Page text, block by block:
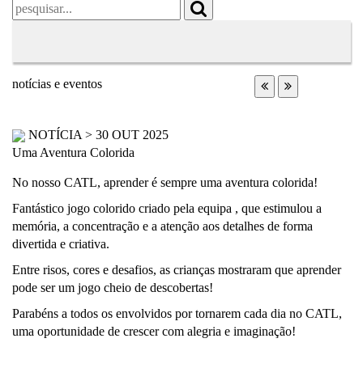
notícias e eventos
NOTÍCIA > 30 OUT 2025
Uma Aventura Colorida
No nosso CATL, aprender é sempre uma aventura colorida!
Fantástico jogo colorido criado pela equipa , que estimulou a
memória, a concentração e a atenção aos detalhes de forma
divertida e criativa.
Entre risos, cores e desafios, as crianças mostraram que aprender
pode ser um jogo cheio de descobertas!
Parabéns a todos os envolvidos por tornarem cada dia no CATL,
uma oportunidade de crescer com alegria e imaginação!